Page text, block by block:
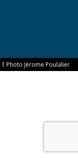
I Photo Jérome Poulalier